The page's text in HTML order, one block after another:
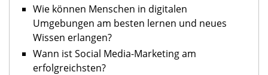
Wie können Menschen in digitalen
Umgebungen am besten lernen und neues
Wissen erlangen?
Wann ist Social Media-Marketing am
erfolgreichsten?